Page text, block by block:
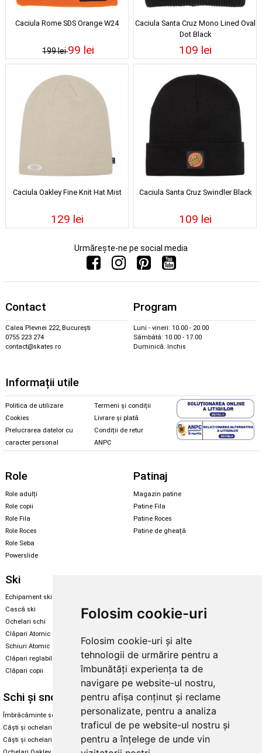
Folosim cookie-uri
Folosim cookie-uri și alte
tehnologii de urmărire pentru a
îmbunătăți experiența ta de
navigare pe website-ul nostru,
pentru afișa conținut și reclame
personalizate, pentru a analiza
traficul de pe website-ul nostru și
pentru a înțelege de unde vin
Caciula Rome SDS Orange W24
199 lei99 lei
Caciula Santa Cruz Mono Lined Oval
Dot Black
109 lei
Caciula Oakley Fine Knit Hat Mist
129 lei
Caciula Santa Cruz Swindler Black
109 lei
Urmărește-ne pe social media
Contact
Calea Plevnei 222, București
0755 223 274
contact@skates.ro
Program
Luni - vineri: 10.00 - 20.00
Sâmbătă: 10.00 - 17.00
Duminică: închis
Informații utile
Politica de utilizare
Cookies
Prelucrarea datelor cu
caracter personal
Termeni și condiții
Livrare și plată
Condiții de retur
ANPC
Role
Role adulți
Role copii
Role Fila
Role Roces
Role Seba
Powerslide
Patinaj
Magazin patine
Patine Fila
Patine Roces
Patine de gheață
Ski
Echipament ski
Cască ski
Ochelari schi
Clăpari Atomic
Schiuri Atomic
Clăpari reglabili
Clăpari copii
Echipament snowboard
Skate & longboard
Santa Cruz
Enuff Skateboards
Schi și snowboard
Îmbrăcăminte schi și snowboard
Căști și ochelari de iarnă
Căști și ochelari Alpina
Diverse
Cum aleg rolele
Cum aleg ochelarii
Ochelari de soare Oakley